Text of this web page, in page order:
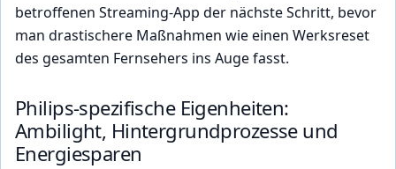
betroffenen Streaming-App der nächste Schritt, bevor
man drastischere Maßnahmen wie einen Werksreset
des gesamten Fernsehers ins Auge fasst.
Philips-spezifische Eigenheiten:
Ambilight, Hintergrundprozesse und
Energiesparen